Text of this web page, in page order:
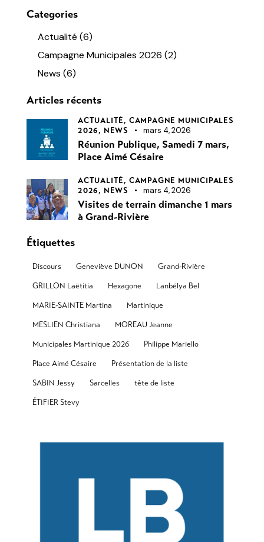
Categories
Actualité (6)
Campagne Municipales 2026 (2)
News (6)
Articles récents
ACTUALITÉ, CAMPAGNE MUNICIPALES
2026, NEWS mars 4, 2026
Réunion Publique, Samedi 7 mars,
Place Aimé Césaire
ACTUALITÉ, CAMPAGNE MUNICIPALES
2026, NEWS mars 4, 2026
Visites de terrain dimanche 1 mars
à Grand-Rivière
Étiquettes
Discours Geneviève DUNON Grand-Rivière
GRILLON Laëtitia Hexagone Lanbélya Bel
MARIE-SAINTE Martina Martinique
MESLIEN Christiana MOREAU Jeanne
Municipales Martinique 2026 Philippe Mariello
Place Aimé Césaire Présentation de la liste
SABIN Jessy Sarcelles tête de liste
ÉTIFIER Stevy